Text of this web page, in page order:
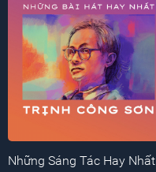
Những Sáng Tác Hay Nhất